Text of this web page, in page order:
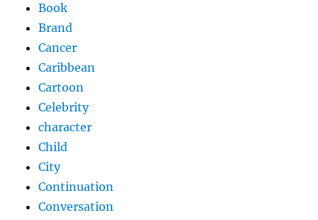
Book
Brand
Cancer
Caribbean
Cartoon
Celebrity
character
Child
City
Continuation
Conversation